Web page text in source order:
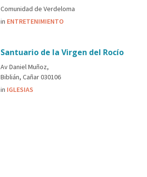
Comunidad de Verdeloma
in ENTRETENIMIENTO
Santuario de la Virgen del Rocío
Av Daniel Muñoz,
Biblián, Cañar 030106
in IGLESIAS